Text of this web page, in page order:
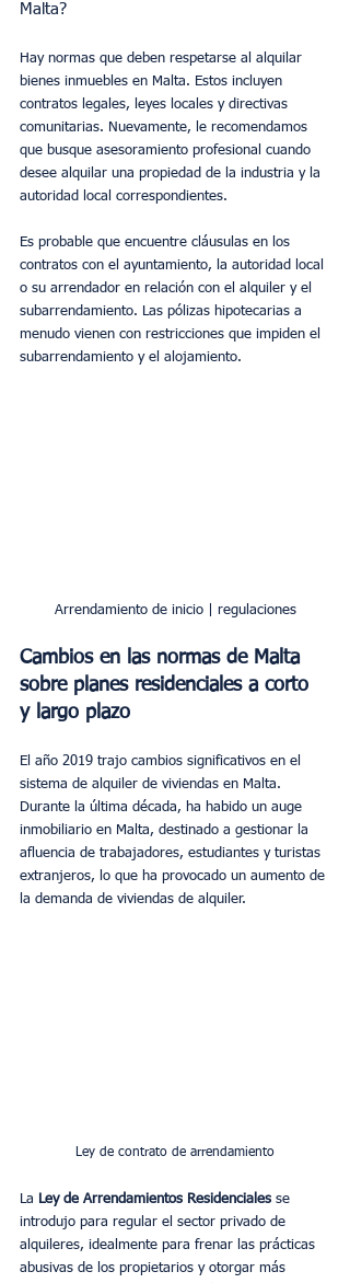
Malta?
Hay normas que deben respetarse al alquilar
bienes inmuebles en Malta. Estos incluyen
contratos legales, leyes locales y directivas
comunitarias. Nuevamente, le recomendamos
que busque asesoramiento profesional cuando
desee alquilar una propiedad de la industria y la
autoridad local correspondientes.
Es probable que encuentre cláusulas en los
contratos con el ayuntamiento, la autoridad local
o su arrendador en relación con el alquiler y el
subarrendamiento. Las pólizas hipotecarias a
menudo vienen con restricciones que impiden el
subarrendamiento y el alojamiento.
Arrendamiento de inicio | regulaciones
Cambios en las normas de Malta
sobre planes residenciales a corto
y largo plazo
El año 2019 trajo cambios significativos en el
sistema de alquiler de viviendas en Malta.
Durante la última década, ha habido un auge
inmobiliario en Malta, destinado a gestionar la
afluencia de trabajadores, estudiantes y turistas
extranjeros, lo que ha provocado un aumento de
la demanda de viviendas de alquiler.
Ley de contrato de arrendamiento
La Ley de Arrendamientos Residenciales se
introdujo para regular el sector privado de
alquileres, idealmente para frenar las prácticas
abusivas de los propietarios y otorgar más